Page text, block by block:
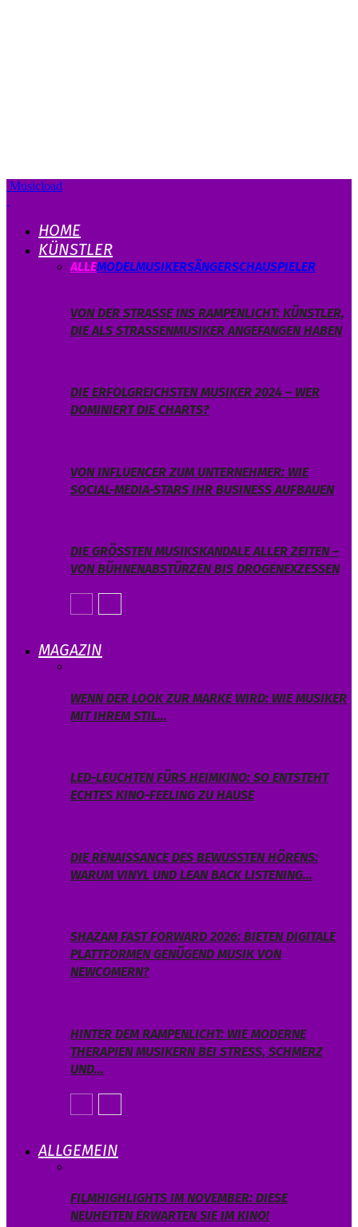
Musicload
HOME
KÜNSTLER
ALLEMODELMUSIKERSÄNGERSCHAUSPIELER
VON DER STRASSE INS RAMPENLICHT: KÜNSTLER, D
IE ALS STRASSENMUSIKER ANGEFANGEN HABEN
DIE ERFOLGREICHSTEN MUSIKER 2024 – WER
DOMINIERT DIE CHARTS?
VON INFLUENCER ZUM UNTERNEHMER: WIE
SOCIAL-MEDIA-STARS IHR BUSINESS AUFBAUEN
DIE GRÖSSTEN MUSIKSKANDALE ALLER ZEITEN – V
ON BÜHNENABSTÜRZEN BIS DROGENEXZESSEN
MAGAZIN
WENN DER LOOK ZUR MARKE WIRD: WIE MUSIKER
MIT IHREM STIL…
LED-LEUCHTEN FÜRS HEIMKINO: SO ENTSTEHT
ECHTES KINO-FEELING ZU HAUSE
DIE RENAISSANCE DES BEWUSSTEN HÖRENS:
WARUM VINYL UND LEAN BACK LISTENING…
SHAZAM FAST FORWARD 2026: BIETEN DIGITALE
PLATTFORMEN GENÜGEND MUSIK VON
NEWCOMERN?
HINTER DEM RAMPENLICHT: WIE MODERNE
THERAPIEN MUSIKERN BEI STRESS, SCHMERZ
UND…
ALLGEMEIN
FILMHIGHLIGHTS IM NOVEMBER: DIESE
NEUHEITEN ERWARTEN SIE IM KINO!